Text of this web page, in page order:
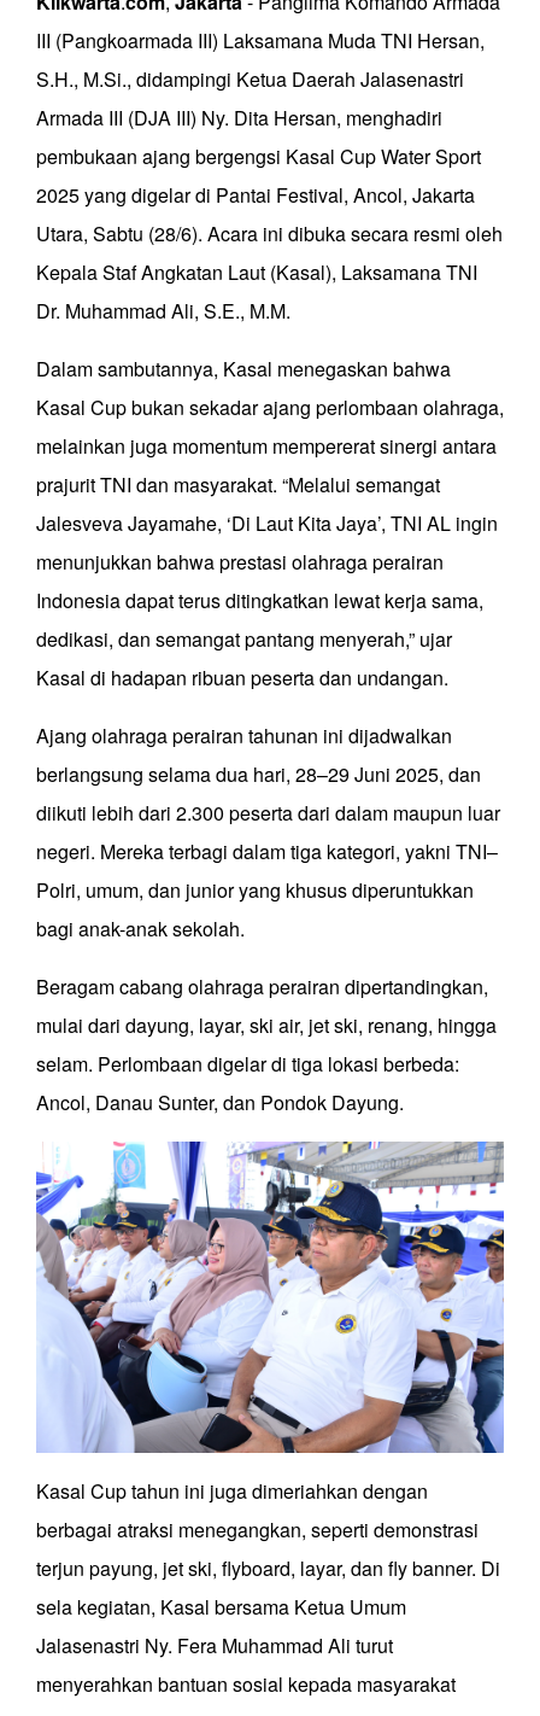
III (Pangkoarmada III) Laksamana Muda TNI Hersan,
S.H., M.Si., didampingi Ketua Daerah Jalasenastri
Armada III (DJA III) Ny. Dita Hersan, menghadiri
pembukaan ajang bergengsi Kasal Cup Water Sport
2025 yang digelar di Pantai Festival, Ancol, Jakarta
Utara, Sabtu (28/6). Acara ini dibuka secara resmi oleh
Kepala Staf Angkatan Laut (Kasal), Laksamana TNI
Dr. Muhammad Ali, S.E., M.M.
Dalam sambutannya, Kasal menegaskan bahwa
Kasal Cup bukan sekadar ajang perlombaan olahraga,
melainkan juga momentum mempererat sinergi antara
prajurit TNI dan masyarakat. “Melalui semangat
Jalesveva Jayamahe, ‘Di Laut Kita Jaya’, TNI AL ingin
menunjukkan bahwa prestasi olahraga perairan
Indonesia dapat terus ditingkatkan lewat kerja sama,
dedikasi, dan semangat pantang menyerah,” ujar
Kasal di hadapan ribuan peserta dan undangan.
Ajang olahraga perairan tahunan ini dijadwalkan
berlangsung selama dua hari, 28–29 Juni 2025, dan
diikuti lebih dari 2.300 peserta dari dalam maupun luar
negeri. Mereka terbagi dalam tiga kategori, yakni TNI–
Polri, umum, dan junior yang khusus diperuntukkan
bagi anak-anak sekolah.
Beragam cabang olahraga perairan dipertandingkan,
mulai dari dayung, layar, ski air, jet ski, renang, hingga
selam. Perlombaan digelar di tiga lokasi berbeda:
Ancol, Danau Sunter, dan Pondok Dayung.
Kasal Cup tahun ini juga dimeriahkan dengan
berbagai atraksi menegangkan, seperti demonstrasi
terjun payung, jet ski, flyboard, layar, dan fly banner. Di
sela kegiatan, Kasal bersama Ketua Umum
Jalasenastri Ny. Fera Muhammad Ali turut
menyerahkan bantuan sosial kepada masyarakat